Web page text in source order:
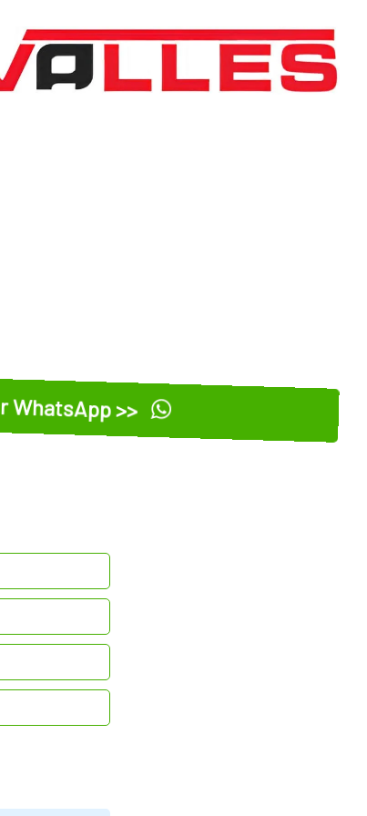
WhatsApp >>